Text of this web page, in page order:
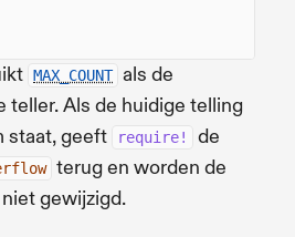
MAX_COUNT als de
teller. Als de huidige telling
staat, geeft
require!
de
terug en worden de
gewijzigd.